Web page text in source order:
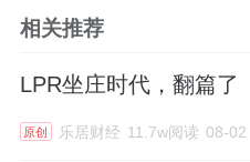
相关推荐
LPR坐庄时代，翻篇了
原创 乐居财经 11.7w阅读 08-02